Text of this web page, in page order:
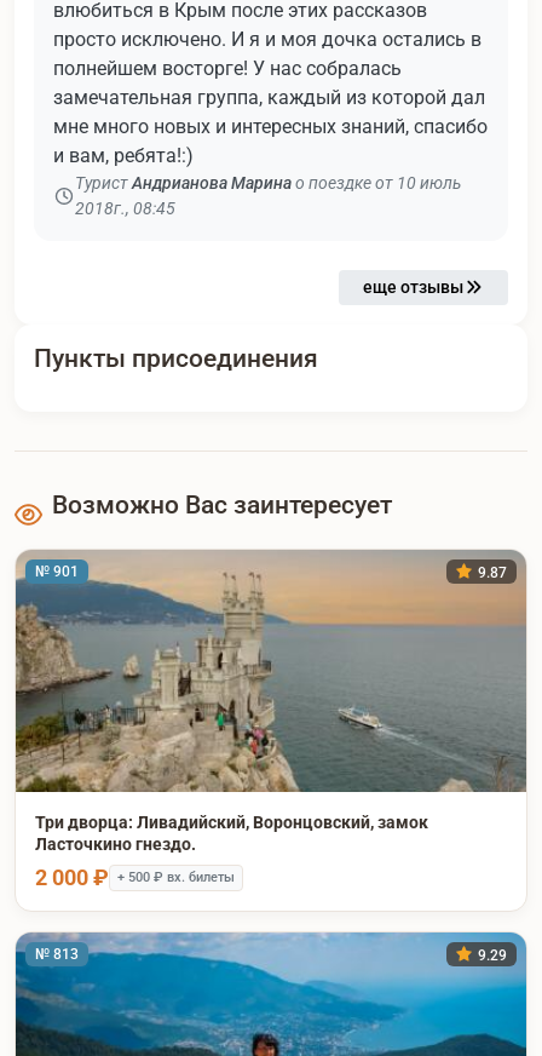
влюбиться в Крым после этих рассказов
просто исключено. И я и моя дочка остались в
полнейшем восторге! У нас собралась
замечательная группа, каждый из которой дал
мне много новых и интересных знаний, спасибо
и вам, ребята!:)
ТуристАндрианова Маринао поездке от 10 июль
2018г., 08:45
еще отзывы
Пункты присоединения
Возможно Вас заинтересует
№ 901 9.87
Три дворца: Ливадийский, Воронцовский, замок
Ласточкино гнездо.
2 000 ₽ + 500 ₽ вх. билеты
№ 813 9.29